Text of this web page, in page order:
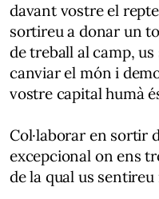
davant vostre el
sortireu a donar un
de treball al camp,
canviar el món i
vostre capital humà
Col·laborar en sortir
excepcional on ens
de la qual us